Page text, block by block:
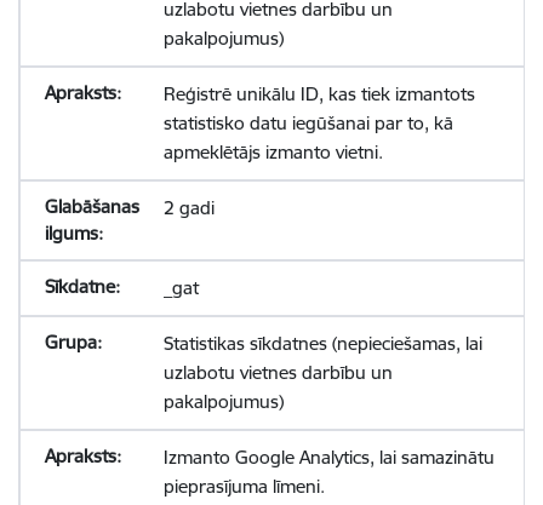
uzlabotu vietnes darbību un
pakalpojumus)
Reģistrē unikālu ID, kas tiek izmantots
statistisko datu iegūšanai par to, kā
apmeklētājs izmanto vietni.
2 gadi
_gat
Statistikas sīkdatnes (nepieciešamas, lai
uzlabotu vietnes darbību un
pakalpojumus)
Izmanto Google Analytics, lai samazinātu
pieprasījuma līmeni.